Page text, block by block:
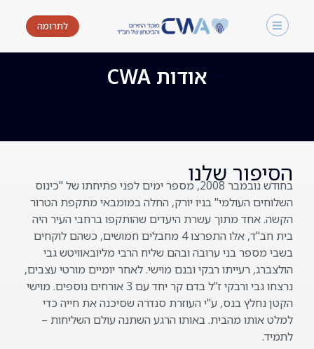
לתרומה
אודות CWA
הסיפור שלנובחודש נובמבר 2008, מספר ימים לפני פתיחתו של "כינוס
השלוחים העולמי" בניו יורק, החלה במומבאי מתקפת הטרור
הקשה. אחד מתוך עשרת היעדים שהותקפו ברחבי העיר היה
בית חב"ד, אלו התפרצו 4 מחבלים חמושים, כשהם לוקחים
בשבי מספר בני ערובה ובהם שליח הרבי מליובאוויטש גבי
הולצברג, רעייתו רבקי ובנם מוישי. לאחר יומיים מורטי עצבים,
נרצחו גבי ורבקי ז"ל בדם קר יחד עם 3 אורחים נוספים. מוישי
הקטן נחלץ בנס, ע"י העוזרת סנדרה שסיכנה את חייה כדי
למלט אותו מהבית. באותו הרגע השתנה עולם השליחות –
לתמיד.